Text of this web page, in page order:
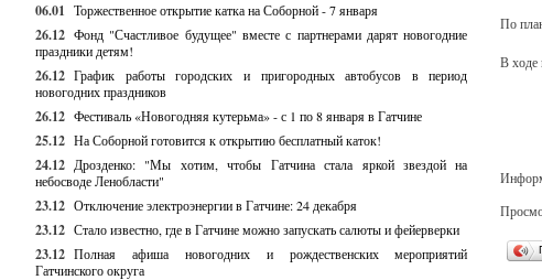
06.01 Торжественное открытие катка на Соборной - 7 января
26.12 Фонд "Счастливое будущее" вместе с партнерами дарят новогодние
праздники детям!
26.12 График работы городских и пригородных автобусов в период
новогодних праздников
26.12 Фестиваль «Новогодняя кутерьма» - с 1 по 8 января в Гатчине
25.12 На Соборной готовится к открытию бесплатный каток!
24.12 Дрозденко: "Мы хотим, чтобы Гатчина стала яркой звездой на
небосводе Ленобласти"
23.12 Отключение электроэнергии в Гатчине: 24 декабря
23.12 Стало известно, где в Гатчине можно запускать салюты и фейерверки
23.12 Полная афиша новогодних и рождественских мероприятий
Гатчинского округа
По
В ходе